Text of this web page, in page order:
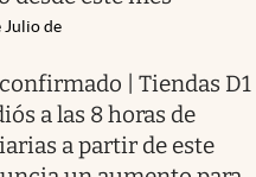
Julio de
| Tiendas D1
a las 8 horas de
a partir de este